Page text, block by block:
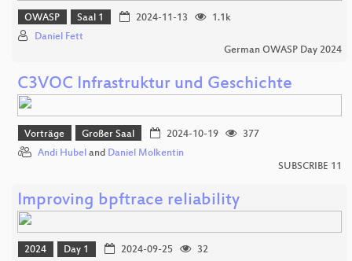
OWASP Saal 1 2024-11-13
1.1k
Daniel Fett
German OWASP Day 2024
C3VOC Infrastruktur und Geschichte
Vorträge Großer Saal 2024-10-19
377
Andi Hubel and Daniel Molkentin
SUBSCRIBE 11
Improving bpftrace reliability
2024 Day 1 2024-09-25
32